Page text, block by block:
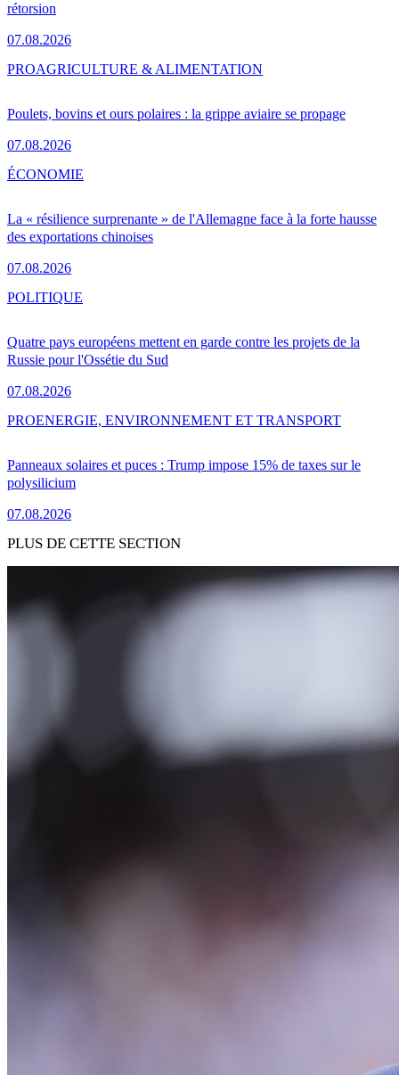
rétorsion
07.08.2026
Poulets, bovins et ours polaires : la grippe aviaire se propage
07.08.2026
PROAGRICULTURE & ALIMENTATION
La « résilience surprenante » de l'Allemagne face à la forte hausse
des exportations chinoises
07.08.2026
ÉCONOMIE
Quatre pays européens mettent en garde contre les projets de la
Russie pour l'Ossétie du Sud
07.08.2026
POLITIQUE
Panneaux solaires et puces : Trump impose 15% de taxes sur le
polysilicium
07.08.2026
PROENERGIE, ENVIRONNEMENT ET TRANSPORT
PLUS DE CETTE SECTION